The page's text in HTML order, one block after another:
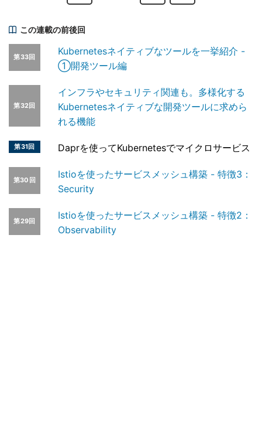
この連載の前後回
第33回
Kubernetesネイティブなツールを一挙紹介 -
①開発ツール編
第32回
インフラやセキュリティ関連も。多様化する
Kubernetesネイティブな開発ツールに求めら
れる機能
第31回 Daprを使ってKubernetesでマイクロサービス
第30回
Istioを使ったサービスメッシュ構築 - 特徴3：
Security
第29回
Istioを使ったサービスメッシュ構築 - 特徴2：
Observability